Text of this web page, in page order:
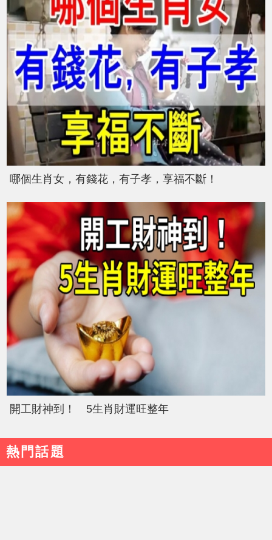
哪個生肖女，有錢花，有子孝，享福不斷！
開工財神到！ 5生肖財運旺整年
熱門話題